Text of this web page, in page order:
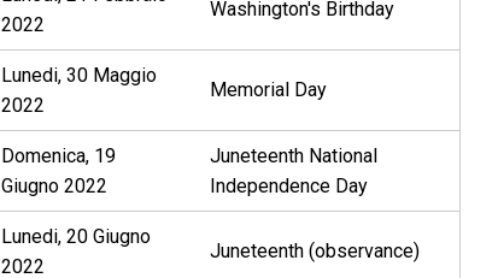
2022
Washington's Birthday
Lunedi, 30 Maggio
2022
Memorial Day
Domenica, 19
Giugno 2022
Juneteenth National
Independence Day
Lunedi, 20 Giugno
2022
Juneteenth (observance)